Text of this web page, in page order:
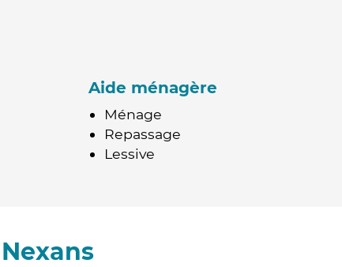
Aide ménagère
Ménage
Repassage
Lessive